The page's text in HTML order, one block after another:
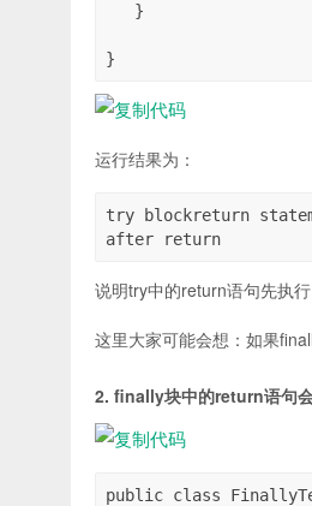
}
}
运行结果为：
try blockreturn
after return
说明try中的return语句先执
这里大家可能会想：如果
2. finally块中的return语句
public class